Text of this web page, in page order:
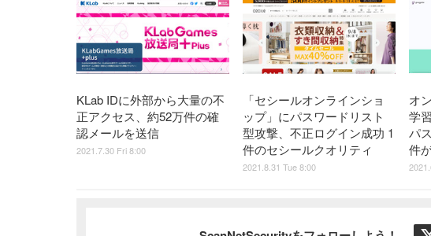
KLab IDに外部から大量の不
正アクセス、約52万件の確
認メールを送信
2021.7.30 Fri 8:00
「セシールオンラインショ
ップ」にパスワードリスト
型攻撃、不正ログイン成功 1
件のセシールクオリティ
2021.8.31 Tue 8:00
オ
学
パ
件